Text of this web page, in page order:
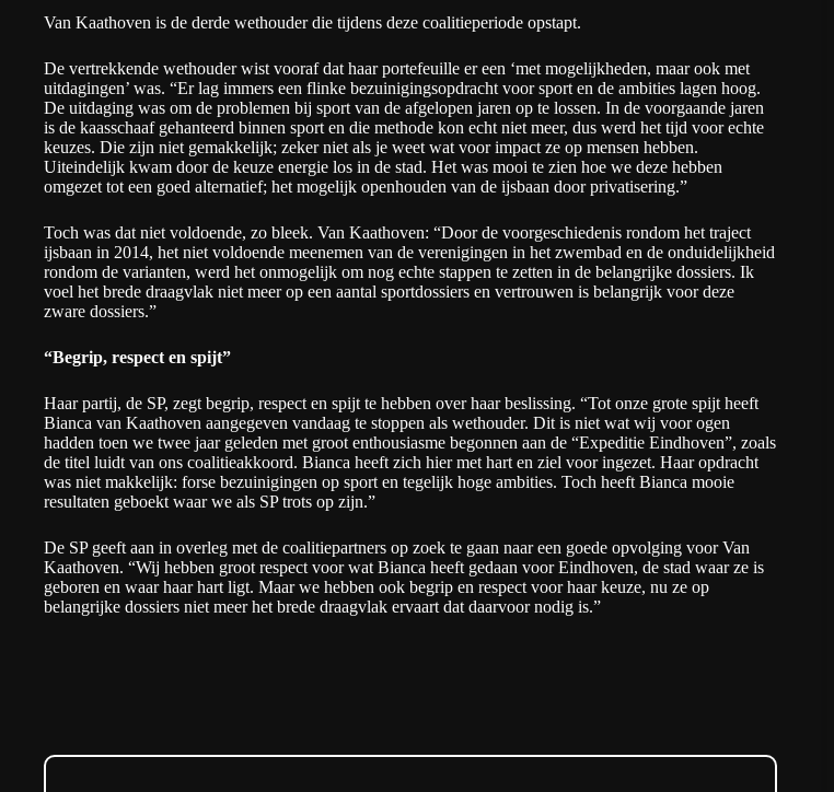
Van Kaathoven is de derde wethouder die tijdens deze coalitieperiode opstapt.
De vertrekkende wethouder wist vooraf dat haar portefeuille er een ‘met mogelijkheden, maar ook met
uitdagingen’ was. “Er lag immers een flinke bezuinigingsopdracht voor sport en de ambities lagen hoog.
De uitdaging was om de problemen bij sport van de afgelopen jaren op te lossen. In de voorgaande jaren
is de kaasschaaf gehanteerd binnen sport en die methode kon echt niet meer, dus werd het tijd voor echte
keuzes. Die zijn niet gemakkelijk; zeker niet als je weet wat voor impact ze op mensen hebben.
Uiteindelijk kwam door de keuze energie los in de stad. Het was mooi te zien hoe we deze hebben
omgezet tot een goed alternatief; het mogelijk openhouden van de ijsbaan door privatisering.”
Toch was dat niet voldoende, zo bleek. Van Kaathoven: “Door de voorgeschiedenis rondom het traject
ijsbaan in 2014, het niet voldoende meenemen van de verenigingen in het zwembad en de onduidelijkheid
rondom de varianten, werd het onmogelijk om nog echte stappen te zetten in de belangrijke dossiers. Ik
voel het brede draagvlak niet meer op een aantal sportdossiers en vertrouwen is belangrijk voor deze
zware dossiers.”
“Begrip, respect en spijt”
Haar partij, de SP, zegt begrip, respect en spijt te hebben over haar beslissing. “Tot onze grote spijt heeft
Bianca van Kaathoven aangegeven vandaag te stoppen als wethouder. Dit is niet wat wij voor ogen
hadden toen we twee jaar geleden met groot enthousiasme begonnen aan de “Expeditie Eindhoven”, zoals
de titel luidt van ons coalitieakkoord. Bianca heeft zich hier met hart en ziel voor ingezet. Haar opdracht
was niet makkelijk: forse bezuinigingen op sport en tegelijk hoge ambities. Toch heeft Bianca mooie
resultaten geboekt waar we als SP trots op zijn.”
De SP geeft aan in overleg met de coalitiepartners op zoek te gaan naar een goede opvolging voor Van
Kaathoven. “Wij hebben groot respect voor wat Bianca heeft gedaan voor Eindhoven, de stad waar ze is
geboren en waar haar hart ligt. Maar we hebben ook begrip en respect voor haar keuze, nu ze op
belangrijke dossiers niet meer het brede draagvlak ervaart dat daarvoor nodig is.”